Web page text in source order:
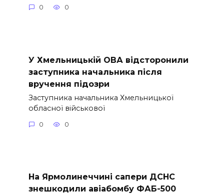
0 0
У Хмельницькій ОВА відсторонили
заступника начальника після
вручення підозри
Заступника начальника Хмельницької
обласної військової
0 0
На Ярмолинеччині сапери ДСНС
знешкодили авіабомбу ФАБ-500